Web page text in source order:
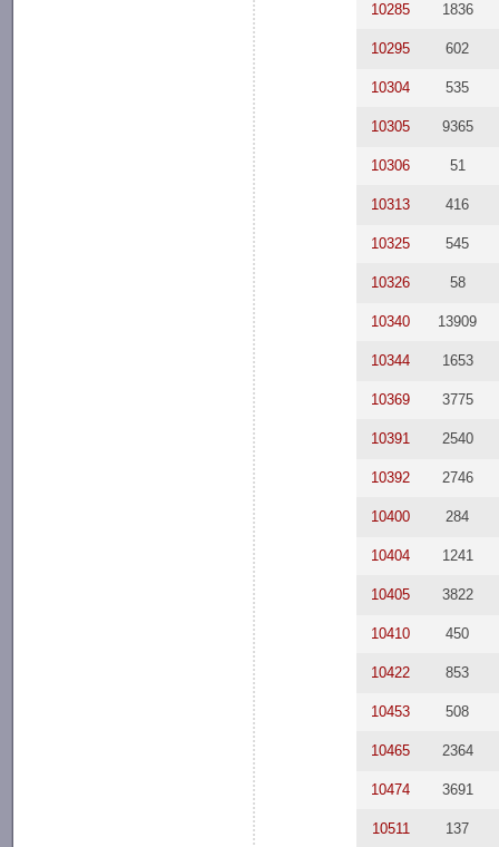
10285 1836
10295 602
10304 535
10305 9365
10306 51
10313 416
10325 545
10326 58
10340 13909
10344 1653
10369 3775
10391 2540
10392 2746
10400 284
10404 1241
10405 3822
10410 450
10422 853
10453 508
10465 2364
10474 3691
10511 137